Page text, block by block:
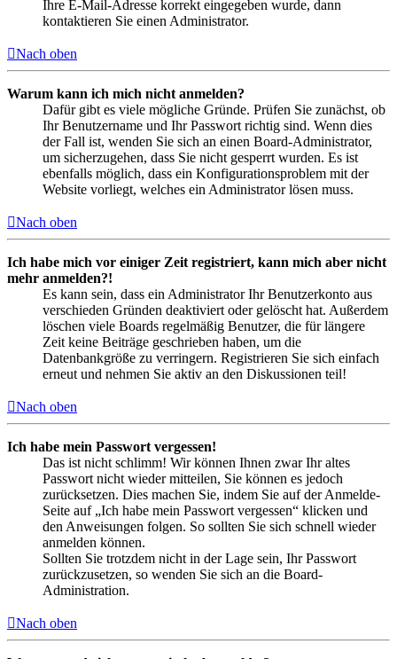
Ihre E-Mail-Adresse korrekt eingegeben wurde, dann
kontaktieren Sie einen Administrator.
Nach oben
Warum kann ich mich nicht anmelden?
Dafür gibt es viele mögliche Gründe. Prüfen Sie zunächst, ob
Ihr Benutzername und Ihr Passwort richtig sind. Wenn dies
der Fall ist, wenden Sie sich an einen Board-Administrator,
um sicherzugehen, dass Sie nicht gesperrt wurden. Es ist
ebenfalls möglich, dass ein Konfigurationsproblem mit der
Website vorliegt, welches ein Administrator lösen muss.
Nach oben
Ich habe mich vor einiger Zeit registriert, kann mich aber nicht
mehr anmelden?!
Es kann sein, dass ein Administrator Ihr Benutzerkonto aus
verschieden Gründen deaktiviert oder gelöscht hat. Außerdem
löschen viele Boards regelmäßig Benutzer, die für längere
Zeit keine Beiträge geschrieben haben, um die
Datenbankgröße zu verringern. Registrieren Sie sich einfach
erneut und nehmen Sie aktiv an den Diskussionen teil!
Nach oben
Ich habe mein Passwort vergessen!
Das ist nicht schlimm! Wir können Ihnen zwar Ihr altes
Passwort nicht wieder mitteilen, Sie können es jedoch
zurücksetzen. Dies machen Sie, indem Sie auf der Anmelde-
Seite auf „Ich habe mein Passwort vergessen“ klicken und
den Anweisungen folgen. So sollten Sie sich schnell wieder
anmelden können.
Sollten Sie trotzdem nicht in der Lage sein, Ihr Passwort
zurückzusetzen, so wenden Sie sich an die Board-
Administration.
Nach oben